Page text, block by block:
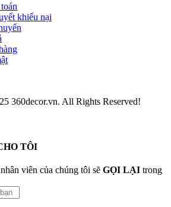
khiếu nại
360decor.vn. All Rights Reserved!
TÔI
nhân viên của chúng tôi sẽ GỌI LẠI trong